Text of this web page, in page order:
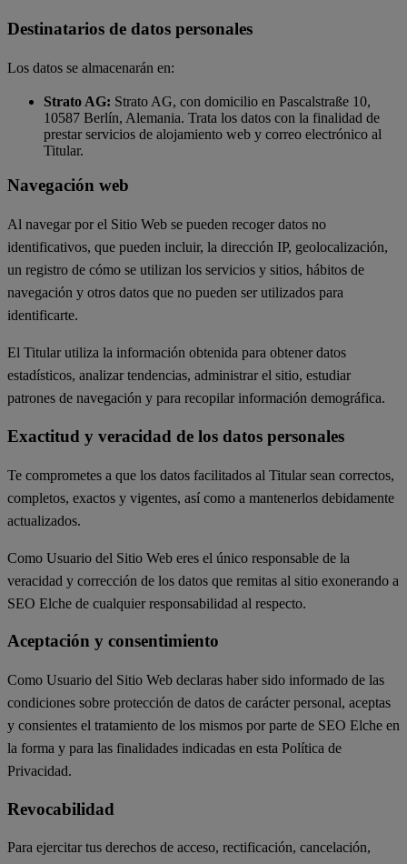
Destinatarios de datos personales
Los datos se almacenarán en:
Strato AG: Strato AG, con domicilio en Pascalstraße 10,
10587 Berlín, Alemania. Trata los datos con la finalidad de
prestar servicios de alojamiento web y correo electrónico al
Titular.
Navegación web
Al navegar por el Sitio Web se pueden recoger datos no
identificativos, que pueden incluir, la dirección IP, geolocalización,
un registro de cómo se utilizan los servicios y sitios, hábitos de
navegación y otros datos que no pueden ser utilizados para
identificarte.
El Titular utiliza la información obtenida para obtener datos
estadísticos, analizar tendencias, administrar el sitio, estudiar
patrones de navegación y para recopilar información demográfica.
Exactitud y veracidad de los datos personales
Te comprometes a que los datos facilitados al Titular sean correctos,
completos, exactos y vigentes, así como a mantenerlos debidamente
actualizados.
Como Usuario del Sitio Web eres el único responsable de la
veracidad y corrección de los datos que remitas al sitio exonerando a
SEO Elche de cualquier responsabilidad al respecto.
Aceptación y consentimiento
Como Usuario del Sitio Web declaras haber sido informado de las
condiciones sobre protección de datos de carácter personal, aceptas
y consientes el tratamiento de los mismos por parte de SEO Elche en
la forma y para las finalidades indicadas en esta Política de
Privacidad.
Revocabilidad
Para ejercitar tus derechos de acceso, rectificación, cancelación,